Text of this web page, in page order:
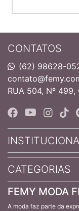
CONTATOS
(62) 98628-
RUA 504, Nº 499,
CATEGORIAS
FEMY MODA
A moda faz parte da